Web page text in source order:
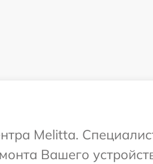
Melitta.
Вашего